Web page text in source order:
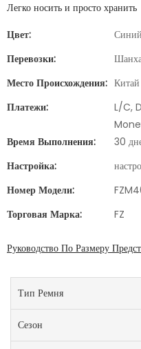
Легко носить и просто хранить
Цвет:
Синий
Перевозки:
Место Происхождения: Китай
Платежи:
L/C,
Время Выполнения:
30
Настройка:
Номер Модели:
Торговая Марка:
FZ
Руководство По Размеру
Тип Ремня
Сезон